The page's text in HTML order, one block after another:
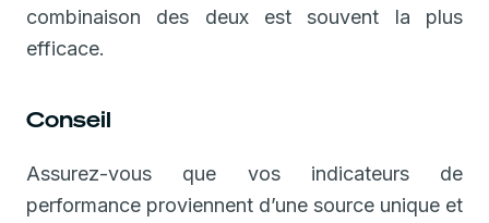
combinaison des deux est souvent la plus
efficace.
Conseil
Assurez-vous que vos indicateurs de
performance proviennent d’une source unique et